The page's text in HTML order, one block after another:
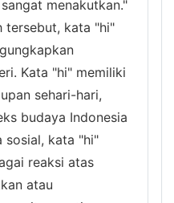
menakutkan."
tersebut, kata "hi"
Kata "hi" memiliki
sehari-hari,
budaya Indonesia
sosial, kata "hi"
reaksi atas
atau